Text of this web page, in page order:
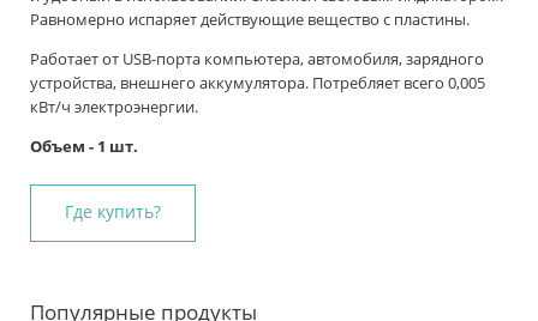
Равномерно испаряет действующие вещество с пластины.
Работает от USB-порта компьютера, автомобиля, зарядного
устройства, внешнего аккумулятора. Потребляет всего 0,005
кВт/ч электроэнергии.
Объем - 1 шт.
Где купить?
Популярные продукты